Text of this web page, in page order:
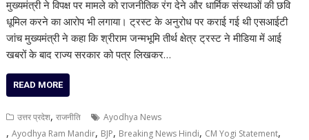
मुख्यमंत्री ने विपक्ष पर मामले को राजनीतिक रंग देने और धार्मिक संस्थाओं की छवि
धूमिल करने का आरोप भी लगाया। ट्रस्ट के अनुरोध पर कराई गई थी एसआईटी
जांच मुख्यमंत्री ने कहा कि श्रीराम जन्मभूमि तीर्थ क्षेत्र ट्रस्ट ने मीडिया में आई
खबरों के बाद राज्य सरकार को पत्र लिखकर…
READ MORE
उत्तर प्रदेश,राजनीति Ayodhya News
,Ayodhya Ram Mandir, BJP, Breaking News Hindi, CM Yogi Statement,